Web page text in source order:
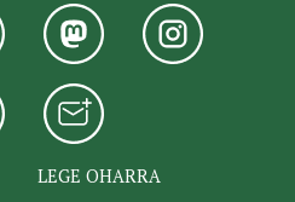
LEGE OHARRA